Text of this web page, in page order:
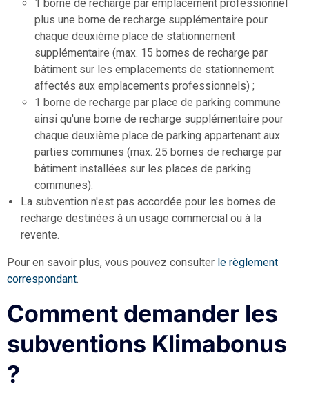
1 borne de recharge par emplacement professionnel
plus une borne de recharge supplémentaire pour
chaque deuxième place de stationnement
supplémentaire (max. 15 bornes de recharge par
bâtiment sur les emplacements de stationnement
affectés aux emplacements professionnels) ;
1 borne de recharge par place de parking commune
ainsi qu'une borne de recharge supplémentaire pour
chaque deuxième place de parking appartenant aux
parties communes (max. 25 bornes de recharge par
bâtiment installées sur les places de parking
communes).
La subvention n'est pas accordée pour les bornes de
recharge destinées à un usage commercial ou à la
revente.
Pour en savoir plus, vous pouvez consulter le règlement
correspondant.
Comment demander les
subventions Klimabonus
?